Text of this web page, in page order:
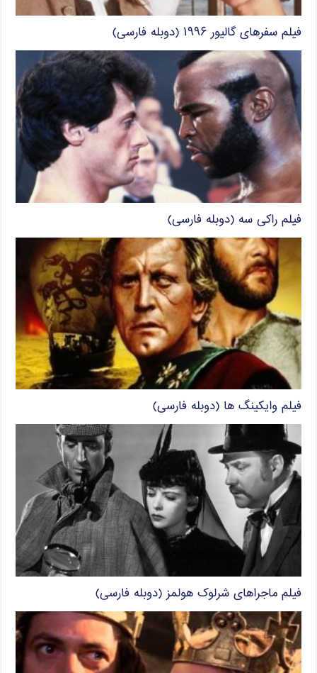
فیلم سفرهای گالیور ۱۹۹۶ (دوبله فارسی)
فیلم راکی سه (دوبله فارسی)
فیلم وایکینگ ها (دوبله فارسی)
فیلم ماجراهای شرلوک هولمز (دوبله فارسی)